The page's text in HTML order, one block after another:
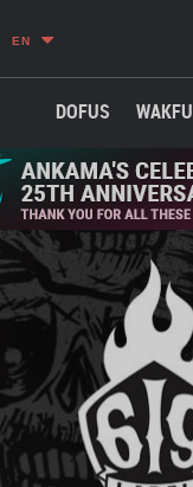
EN
DOFUS WAKFU